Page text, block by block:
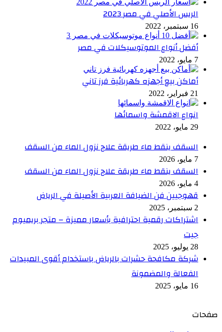
الريس الأصلي في مصر 2023
16 سبتمبر، 2022
أفضل أنواع الموتوسيكلات في مصر
7 مايو، 2022
أماكن بيع أجهزه كهربائية فرز تاني
21 فبراير، 2022
انواع الاقمشة واسمائها
29 مايو، 2022
السقف ينقط ماء طريقة علاج نزول الماء من السقف
7 مايو، 2026
السقف ينقط ماء طريقة علاج نزول الماء من السقف
4 مايو، 2026
قهوجيين فن الضيافة العربية الأصيلة في الرياض
2 سبتمبر، 2025
اشتراكات رقمية احترافية بأسعار مميزة – متجر بريميوم
جيت
28 يوليو، 2025
شركة مكافحة حشرات بالرياض باستخدام أقوى المبيدات
الفعالة والمضمونة
16 مايو، 2025
صفحات